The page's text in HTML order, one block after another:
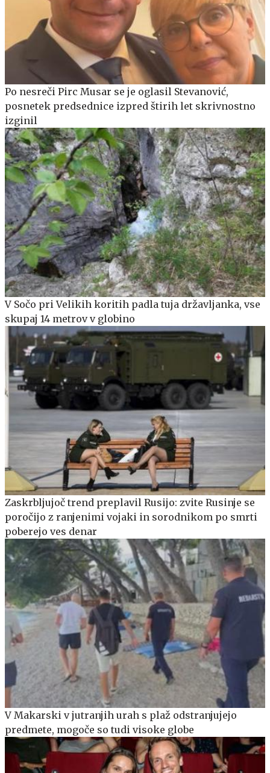
Po nesreči Pirc Musar se je oglasil Stevanović,
posnetek predsednice izpred štirih let skrivnostno
izginil
V Sočo pri Velikih koritih padla tuja državljanka, vse
skupaj 14 metrov v globino
Zaskrbljujoč trend preplavil Rusijo: zvite Rusinje se
poročijo z ranjenimi vojaki in sorodnikom po smrti
poberejo ves denar
V Makarski v jutranjih urah s plaž odstranjujejo
predmete, mogoče so tudi visoke globe